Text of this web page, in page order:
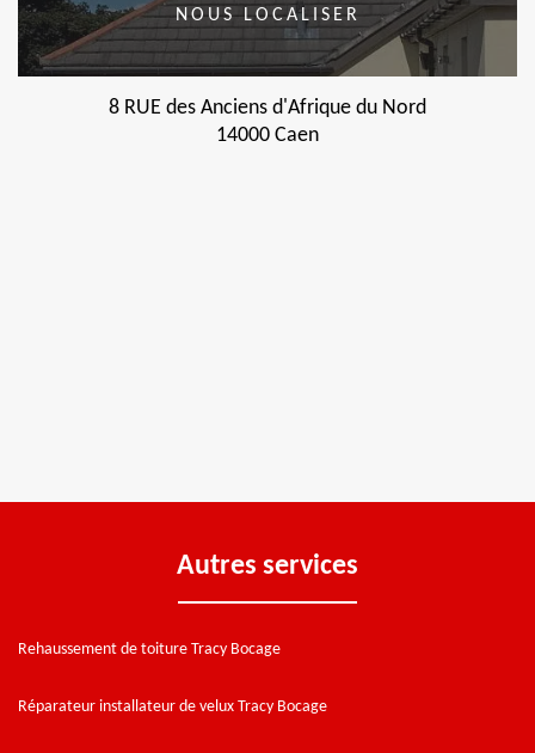
NOUS LOCALISER
8 RUE des Anciens d'Afrique du Nord
14000 Caen
Autres services
Rehaussement de toiture Tracy Bocage
Réparateur installateur de velux Tracy Bocage